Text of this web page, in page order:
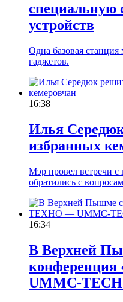
специальную
устройств
Одна базовая
гаджетов.
16:38
Илья
избранных
Мэр провел встречи
обратились с
16:34
В Верхней
UMMC-